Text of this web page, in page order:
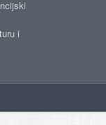
i